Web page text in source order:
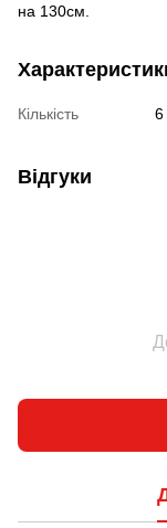
на 130см.
Кількість 6
Відгуки